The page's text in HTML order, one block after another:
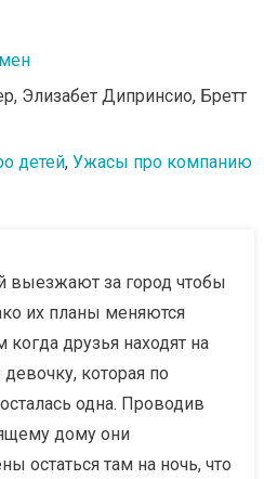
Элизабет Дипринсио, Бретт
детей, Ужасы про компанию
выезжают за город чтобы
их планы меняются
друзья находят на
которая по
одна. Проводив
дому они
остаться там на ночь, что